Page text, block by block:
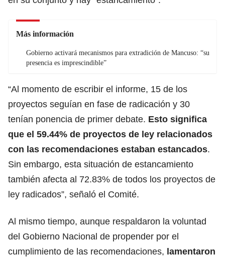
Más información
Gobierno activará mecanismos para extradición de Mancuso: “su
presencia es imprescindible”
“Al momento de escribir el informe, 15 de los
proyectos seguían en fase de radicación y 30
tenían ponencia de primer debate. Esto significa
que el 59.44% de proyectos de ley relacionados
con las recomendaciones estaban estancados.
Sin embargo, esta situación de estancamiento
también afecta al 72.83% de todos los proyectos de
ley radicados”, señaló el Comité.
Al mismo tiempo, aunque respaldaron la voluntad
del Gobierno Nacional de propender por el
cumplimiento de las recomendaciones, lamentaron